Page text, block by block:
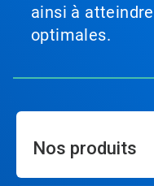
ainsi à
optimales.
Nos produits